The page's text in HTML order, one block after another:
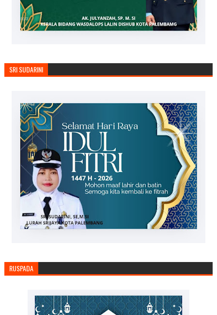
SRI SUDARINI
RUSPADA